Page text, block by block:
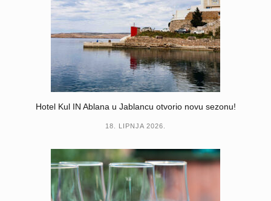
Hotel Kul IN Ablana u Jablancu otvorio novu sezonu!
18. LIPNJA 2026.